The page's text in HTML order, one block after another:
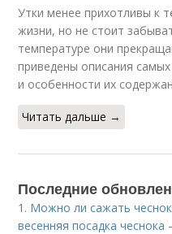
Утки менее прихотливы к
жизни, но не стоит
температуре они
приведены описания
и особенности их
Читать дальше →
Последние
1. Можно ли сажать
весенняя посадка